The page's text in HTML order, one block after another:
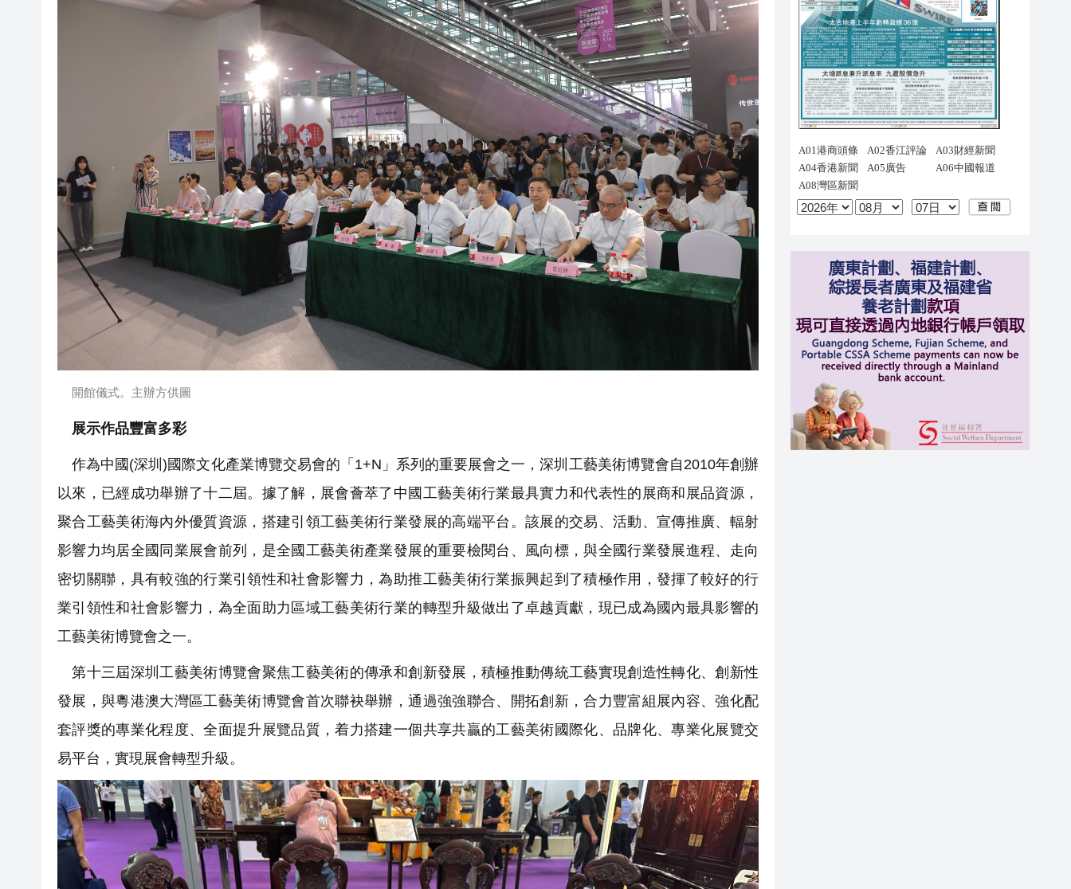
開館儀式。主辦方供圖
展示作品豐富多彩
作為中國(深圳)國際文化產業博覽交易會的「1+N」系列的重要展會之一，深圳工藝美術博覽會自2010年創辦
以來，已經成功舉辦了十二屆。據了解，展會薈萃了中國工藝美術行業最具實力和代表性的展商和展品資源，
聚合工藝美術海內外優質資源，搭建引領工藝美術行業發展的高端平台。該展的交易、活動、宣傳推廣、輻射
影響力均居全國同業展會前列，是全國工藝美術產業發展的重要檢閱台、風向標，與全國行業發展進程、走向
密切關聯，具有較強的行業引領性和社會影響力，為助推工藝美術行業振興起到了積極作用，發揮了較好的行
業引領性和社會影響力，為全面助力區域工藝美術行業的轉型升級做出了卓越貢獻，現已成為國內最具影響的
工藝美術博覽會之一。
第十三屆深圳工藝美術博覽會聚焦工藝美術的傳承和創新發展，積極推動傳統工藝實現創造性轉化、創新性
發展，與粵港澳大灣區工藝美術博覽會首次聯袂舉辦，通過強強聯合、開拓創新，合力豐富組展內容、強化配
套評獎的專業化程度、全面提升展覽品質，着力搭建一個共享共贏的工藝美術國際化、品牌化、專業化展覽交
易平台，實現展會轉型升級。